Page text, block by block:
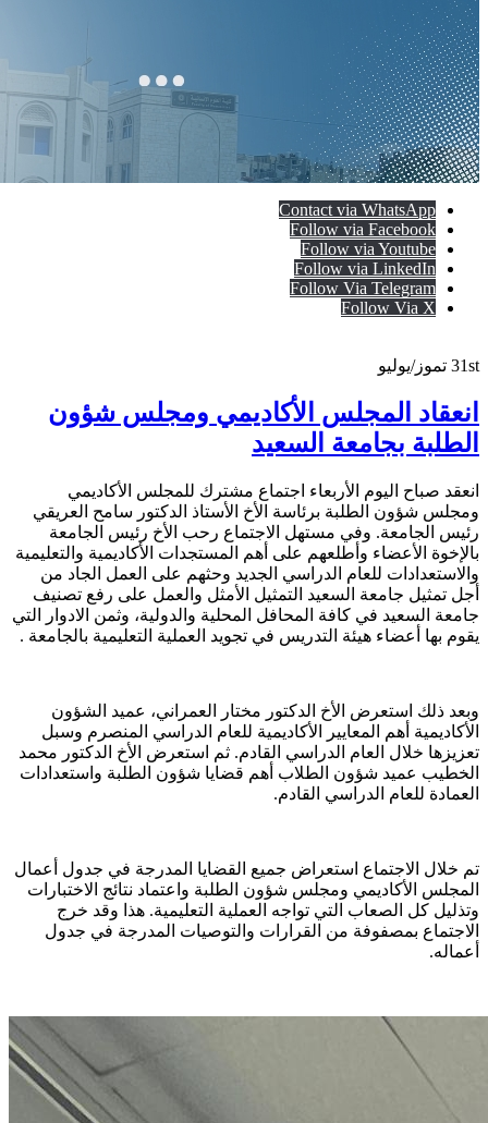
Contact via WhatsApp
Follow via Facebook
Follow via Youtube
Follow via LinkedIn
Follow Via Telegram
Follow Via X
31st تموز/يوليو
انعقاد المجلس الأكاديمي ومجلس شؤون
الطلبة بجامعة السعيد
انعقد صباح اليوم الأربعاء اجتماع مشترك للمجلس الأكاديمي
ومجلس شؤون الطلبة برئاسة الأخ الأستاذ الدكتور سامح العريقي
رئيس الجامعة. وفي مستهل الاجتماع رحب الأخ رئيس الجامعة
بالإخوة الأعضاء وأطلعهم على أهم المستجدات الأكاديمية والتعليمية
والاستعدادات للعام الدراسي الجديد وحثهم على العمل الجاد من
أجل تمثيل جامعة السعيد التمثيل الأمثل والعمل على رفع تصنيف
جامعة السعيد في كافة المحافل المحلية والدولية، وثمن الادوار التي
يقوم بها أعضاء هيئة التدريس في تجويد العملية التعليمية بالجامعة .
وبعد ذلك استعرض الأخ الدكتور مختار العمراني، عميد الشؤون
الأكاديمية أهم المعايير الأكاديمية للعام الدراسي المنصرم وسبل
تعزيزها خلال العام الدراسي القادم. ثم استعرض الأخ الدكتور محمد
الخطيب عميد شؤون الطلاب أهم قضايا شؤون الطلبة واستعدادات
العمادة للعام الدراسي القادم.
تم خلال الاجتماع استعراض جميع القضايا المدرجة في جدول أعمال
المجلس الأكاديمي ومجلس شؤون الطلبة واعتماد نتائج الاختبارات
وتذليل كل الصعاب التي تواجه العملية التعليمية. هذا وقد خرج
الاجتماع بمصفوفة من القرارات والتوصيات المدرجة في جدول
أعماله.